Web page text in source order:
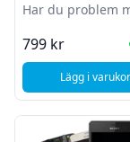
Har du problem
799 kr
Lägg i ,